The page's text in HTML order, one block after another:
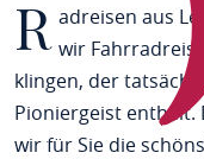
R adreisen aus
wir
klingen, der
Pioniergeist enthält.
wir für Sie die